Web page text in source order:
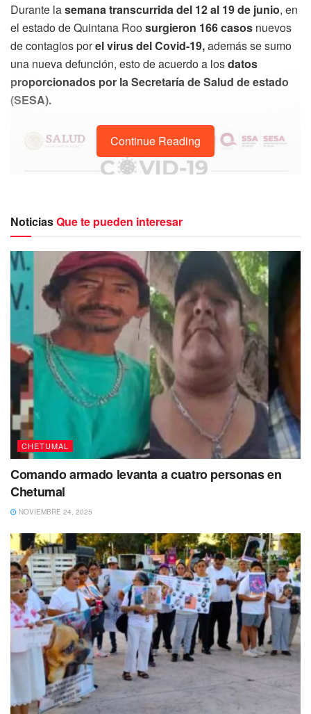
Durante lasemana transcurrida del 12 al 19 de junio, en
el estado de Quintana Roosurgieron 166 casos nuevos
de contagios porel virus del Covid-19,además se sumo
una nueva defunción, esto de acuerdo a losdatos
proporcionados por la Secretaría de Salud de estado
(SESA).
De acuerdo a esta información, estos señalan quese
pasó de 123,527 a 123,693 casos acumuladosy el total
dedefunciones se elevó de 4,471 a 4,472 en total.
Cabe mencionar que
el promedio de ocupación
hospitalaria bajó a 2.1 % en la zona norte y subió a 1.0 %
Continue Reading
NoticiasQue te pueden interesar
CHETUMAL
Comando armado levanta a cuatro personas en
Chetumal
NOVIEMBRE 24, 2025